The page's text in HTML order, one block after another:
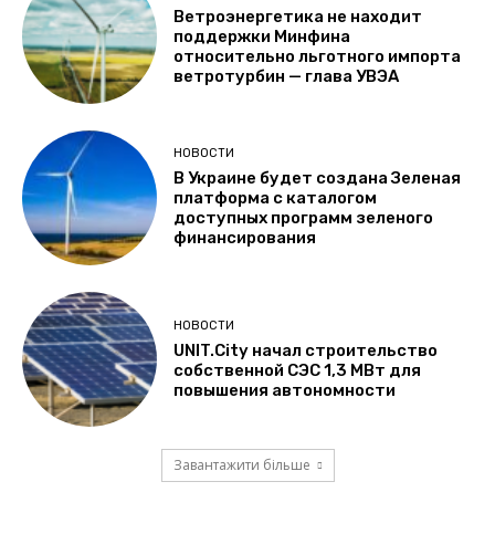
Ветроэнергетика не находит
поддержки Минфина
относительно льготного импорта
ветротурбин — глава УВЭА
НОВОСТИ
В Украине будет создана Зеленая
платформа с каталогом
доступных программ зеленого
финансирования
НОВОСТИ
UNIT.City начал строительство
собственной СЭС 1,3 МВт для
повышения автономности
Завантажити більше